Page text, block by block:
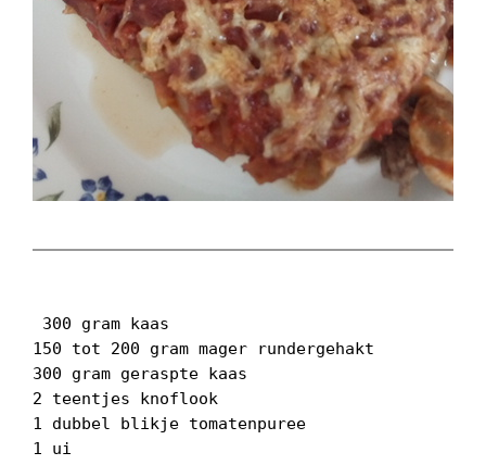
300 gram kaas
150 tot 200 gram mager rundergehakt
300 gram geraspte kaas
2 teentjes knoflook
1 dubbel blikje tomatenpuree
1 ui